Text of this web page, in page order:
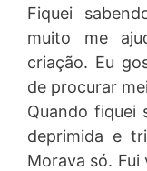
Fiquei
muito me
criação. Eu
de procurar
Quando fiquei
deprimida e
Morava só. Fui